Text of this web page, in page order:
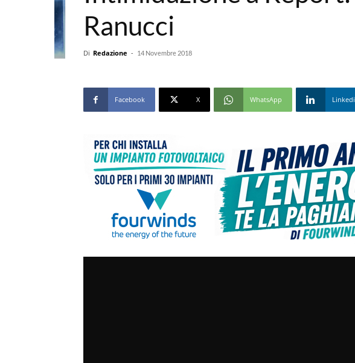
Ranucci
Di Redazione - 14 Novembre 2018
Facebook X WhatsApp